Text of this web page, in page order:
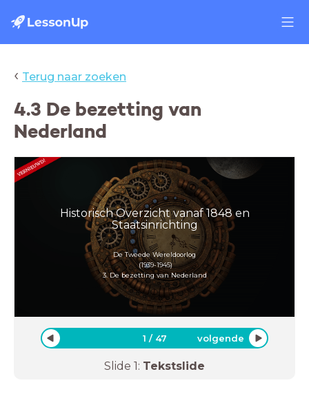
‹ Terug naar zoeken
4.3 De bezetting van
Nederland
Historisch Overzicht vanaf 1848 en
Staatsinrichting
De Tweede Wereldoorlog
(1939-1945)
3. De bezetting van Nederland
1 / 47 volgende
Slide 1: Tekstslide